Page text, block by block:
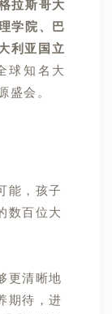
拉斯哥大
学院、
巴
利亚国立
球知名大
盛会。
能，孩子
数百位大
更清晰地
期待，进